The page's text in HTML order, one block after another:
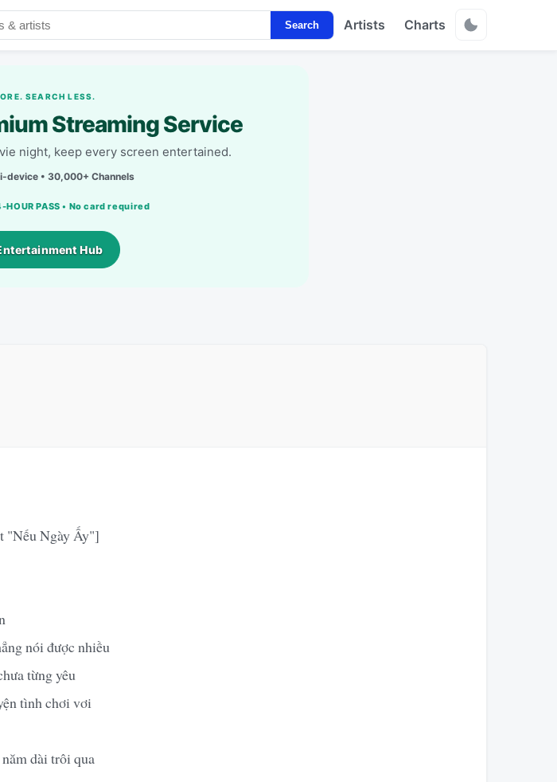
Search Artists Charts
SEARCH LESS.
Streaming Service
night, keep every screen entertained.
device • 30,000+ Channels
HOUR PASS • No card required
Hub
"Nếu Ngày Ấy"]
nói được nhiều
từng yêu
tình chơi vơi
dài trôi qua